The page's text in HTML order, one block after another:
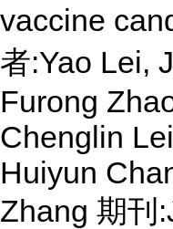
vaccine
者:Yao Lei,
Furong
Chenglin
Huiyun
Zhang 期刊